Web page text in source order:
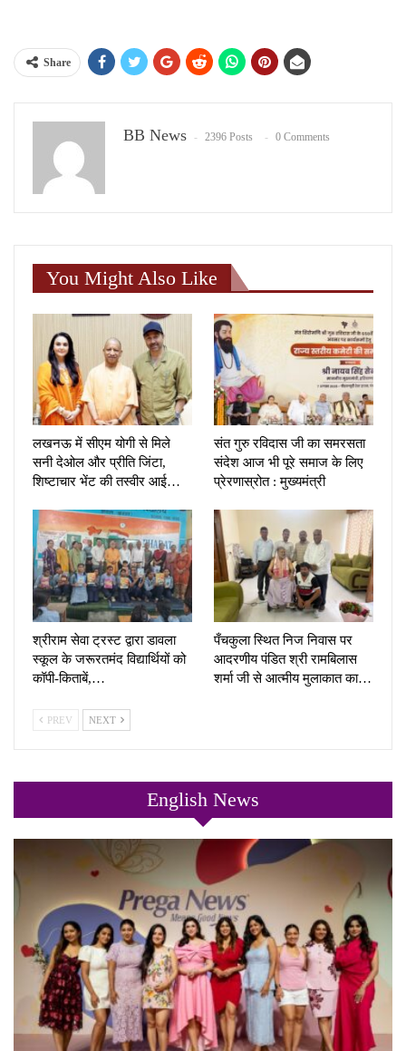
Share
BB News 2396 Posts 0 Comments
You Might Also Like
लखनऊ में सीएम योगी से मिले
सनी देओल और प्रीति जिंटा,
शिष्टाचार भेंट की तस्वीर आई…
संत गुरु रविदास जी का समरसता
संदेश आज भी पूरे समाज के लिए
प्रेरणास्रोत : मुख्यमंत्री
श्रीराम सेवा ट्रस्ट द्वारा डावला
स्कूल के जरूरतमंद विद्यार्थियों को
कॉपी-किताबें,…
पँचकुला स्थित निज निवास पर
आदरणीय पंडित श्री रामबिलास
शर्मा जी से आत्मीय मुलाकात का…
PREV NEXT
English News